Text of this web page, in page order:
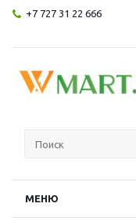
+7 727 31 22 666
МЕНЮ